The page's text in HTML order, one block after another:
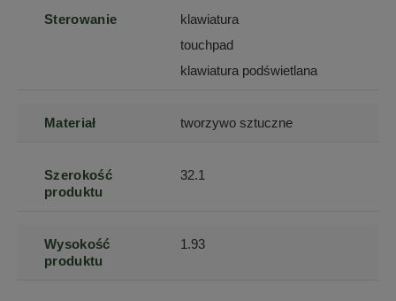
Sterowanie
klawiatura
touchpad
klawiatura podświetlana
Materiał tworzywo sztuczne
Szerokość
produktu
32.1
Wysokość
produktu
1.93